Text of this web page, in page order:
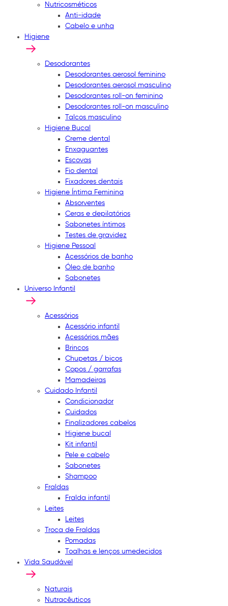
Nutricosméticos
Anti-idade
Cabelo e unha
Higiene
Desodorantes
Desodorantes aerosol feminino
Desodorantes aerosol masculino
Desodorantes roll-on feminino
Desodorantes roll-on masculino
Talcos masculino
Higiene Bucal
Creme dental
Enxaguantes
Escovas
Fio dental
Fixadores dentais
Higiene Íntima Feminina
Absorventes
Ceras e depilatórios
Sabonetes íntimos
Testes de gravidez
Higiene Pessoal
Acessórios de banho
Óleo de banho
Sabonetes
Universo Infantil
Acessórios
Acessório infantil
Acessórios mães
Brincos
Chupetas / bicos
Copos / garrafas
Mamadeiras
Cuidado Infantil
Condicionador
Cuidados
Finalizadores cabelos
Higiene bucal
Kit infantil
Pele e cabelo
Sabonetes
Shampoo
Fraldas
Fralda infantil
Leites
Leites
Troca de Fraldas
Pomadas
Toalhas e lenços umedecidos
Vida Saudável
Naturais
Nutracêuticos